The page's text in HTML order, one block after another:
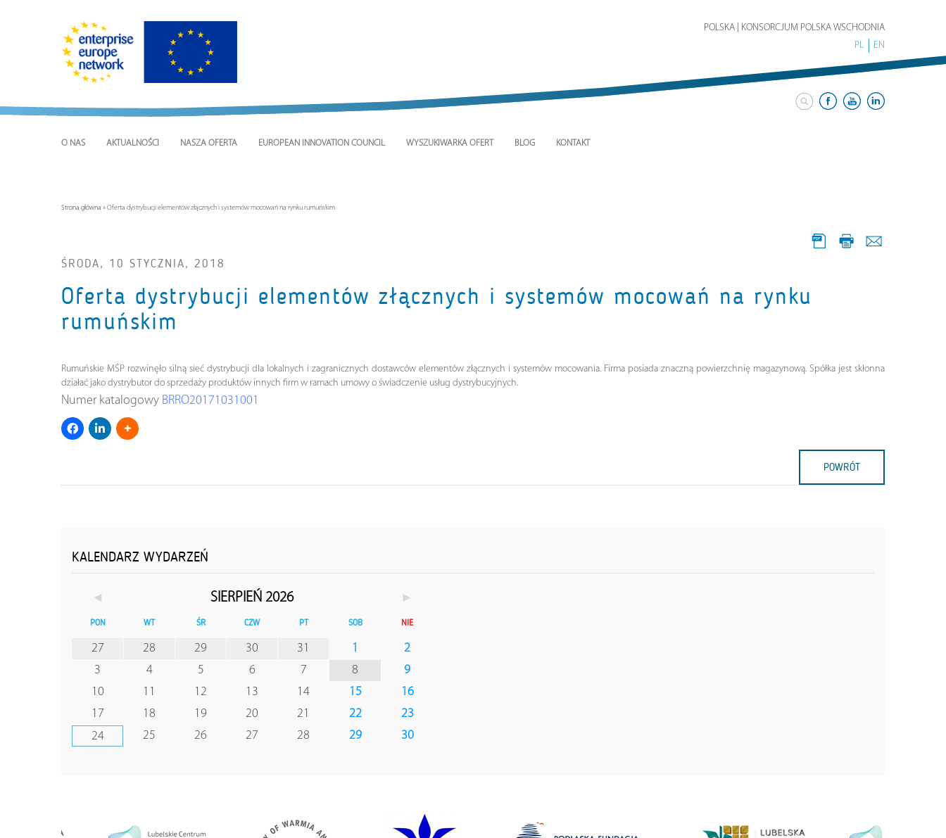
POLSKA | KONSORCJUM POLSKA WSCHODNIA
PL
EN
O NAS AKTUALNOŚCI NASZA OFERTA EUROPEAN INNOVATION COUNCIL WYSZUKIWARKA OFERT BLOG KONTAKT
Strona główna »Oferta dystrybucji elementów złącznych i systemów mocowań na rynku rumuńskim
ŚRODA, 10 STYCZNIA, 2018
Oferta dystrybucji elementów złącznych i systemów mocowań na rynku
rumuńskim
Rumuńskie MŚP rozwinęło silną sieć dystrybucji dla lokalnych i zagranicznych dostawców elementów złącznych i systemów mocowania. Firma posiada znaczną powierzchnię magazynową. Spółka jest skłonna
działać jako dystrybutor do sprzedaży produktów innych firm w ramach umowy o świadczenie usług dystrybucyjnych.
Numer katalogowy BRRO20171031001
POWRÓT
KALENDARZ WYDARZEŃ
◄ SIERPIEŃ 2026 ►
PON WT ŚR CZW PT SOB NIE
27 28 29 30 31 1
2
3
4 5 6 7 8
9
10
11 12 13 14 15
16
17
18 19 20 21 22
23
24
25 26 27 28 29 30